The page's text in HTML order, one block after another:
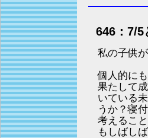
646：7/5
私の子供
個人的に
果たして
いている
うか？寝
考えるこ
もしばし